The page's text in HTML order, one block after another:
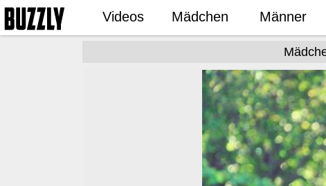
Videos Mädchen Männer